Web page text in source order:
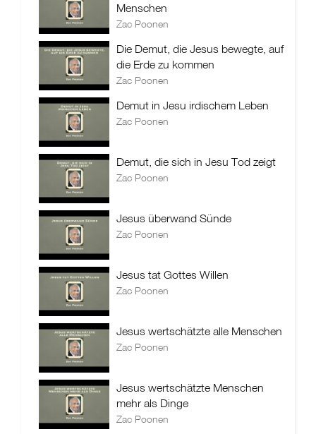
Menschen
Zac Poonen
Die Demut, die Jesus bewegte, auf
die Erde zu kommen
Zac Poonen
Demut in Jesu irdischem Leben
Zac Poonen
Demut, die sich in Jesu Tod zeigt
Zac Poonen
Jesus überwand Sünde
Zac Poonen
Jesus tat Gottes Willen
Zac Poonen
Jesus wertschätzte alle Menschen
Zac Poonen
Jesus wertschätzte Menschen
mehr als Dinge
Zac Poonen